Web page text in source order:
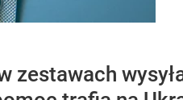
zestawach